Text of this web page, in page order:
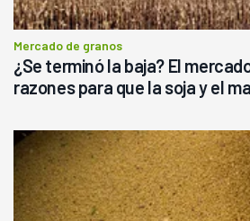
Mercado de granos
¿Se terminó la baja? El
razones para que la soja y el